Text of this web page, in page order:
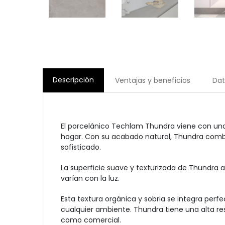
Descripción Ventajas y beneficios
El porcelánico Techlam Thundra viene con
hogar. Con su acabado natural, Thundra
sofisticado.
La superficie suave y texturizada de
varían con la luz.
Esta textura orgánica y sobria se integra
cualquier ambiente. Thundra tiene una alta
como comercial.